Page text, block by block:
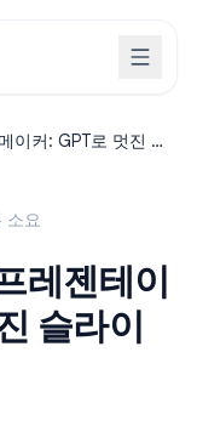
이커: GPT로 멋진 슬
소요
레젠테이
슬라이